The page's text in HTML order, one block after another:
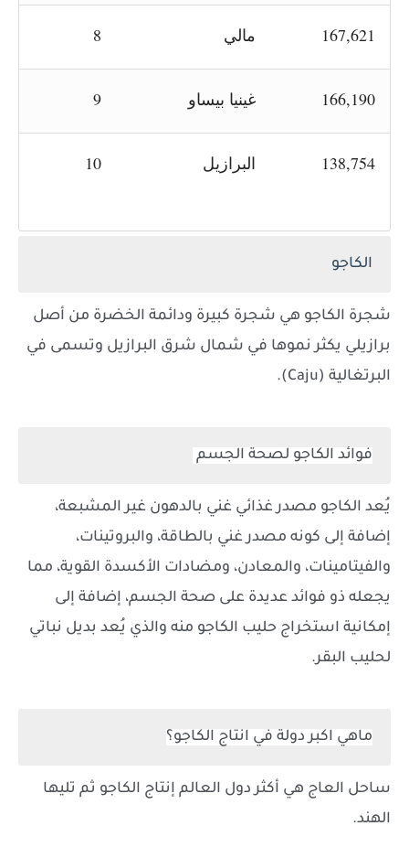
167,621 مالي 8
166,190 غينيا بيساو 9
138,754 البرازيل 10
الكاجو
شجرة الكاجو هي شجرة كبيرة ودائمة الخضرة من أصل
برازيلي يكثر نموها في شمال شرق البرازيل وتسمى في
البرتغالية (Caju).
فوائد الكاجو لصحة الجسم
يُعد الكاجو مصدر غذائي غني بالدهون غير المشبعة،
إضافة إلى كونه مصدر غني بالطاقة، والبروتينات،
والفيتامينات، والمعادن، ومضادات الأكسدة القوية، مما
يجعله ذو فوائد عديدة على صحة الجسم، إضافة إلى
إمكانية استخراج حليب الكاجو منه والذي يُعد بديل نباتي
لحليب البقر.
ماهي اكبر دولة في انتاج الكاجو؟
ساحل العاج هي أكثر دول العالم إنتاج الكاجو ثم تليها
الهند.